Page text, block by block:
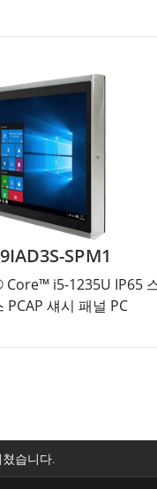
SPM1
i5-1235U IP65
PCAP 섀시 패널 PC
습니다.